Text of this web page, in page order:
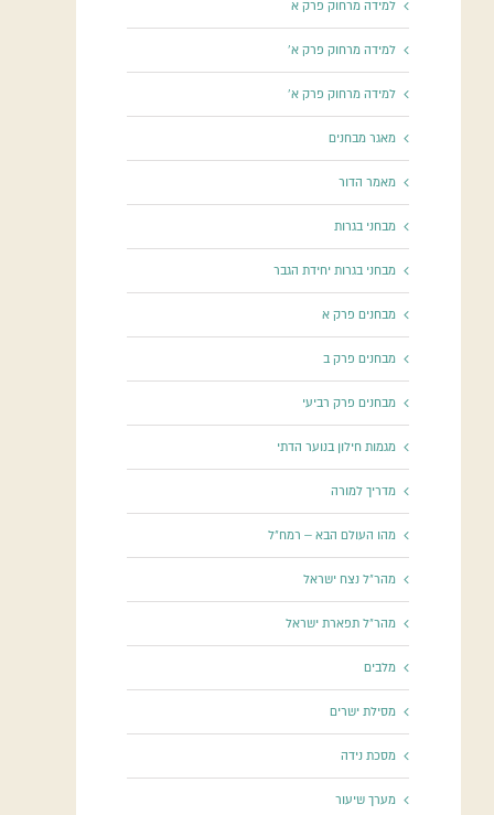
למידה מרחוק פרק א
למידה מרחוק פרק א'
למידה מרחוק פרק א'
מאגר מבחנים
מאמר הדור
מבחני בגרות
מבחני בגרות יחידת הגבר
מבחנים פרק א
מבחנים פרק ב
מבחנים פרק רביעי
מגמות חילון בנוער הדתי
מדריך למורה
מהו העולם הבא – רמח"ל
מהר"ל נצח ישראל
מהר"ל תפארת ישראל
מלבים
מסילת ישרים
מסכת נידה
מערך שיעור